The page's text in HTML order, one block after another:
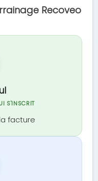
Recoveo
S'INSCRIT
facture